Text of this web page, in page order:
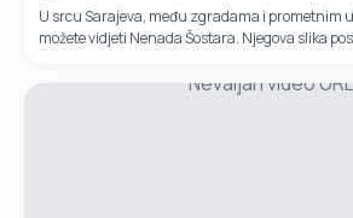
U srcu Sarajeva, među zgradama i prometnim
možete vidjeti Nenada Šostara. Njegova slika
ne blijedi, iako život nije bio blag prema
Nevaljan video URL